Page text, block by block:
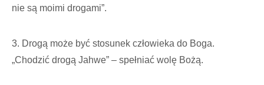
nie są moimi drogami”.
3. Drogą może być stosunek człowieka do Boga.
„Chodzić drogą Jahwe” – spełniać wolę Bożą.